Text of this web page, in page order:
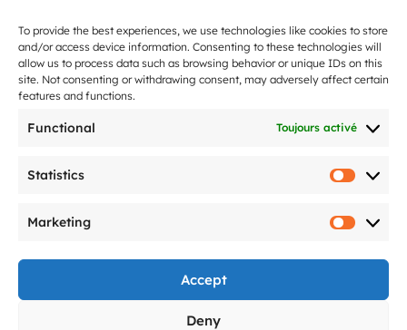
To provide the best experiences, we use technologies like cookies to store
and/or access device information. Consenting to these technologies will
allow us to process data such as browsing behavior or unique IDs on this
site. Not consenting or withdrawing consent, may adversely affect certain
features and functions.
Functional Toujours activé
Statistics
Marketing
Accept
Deny
Spectacle de drones évènementiel
spectacle de noël
Nos tarifs
À propos
Spectacle de drones
Ils parlent de nous
FAQ
Y